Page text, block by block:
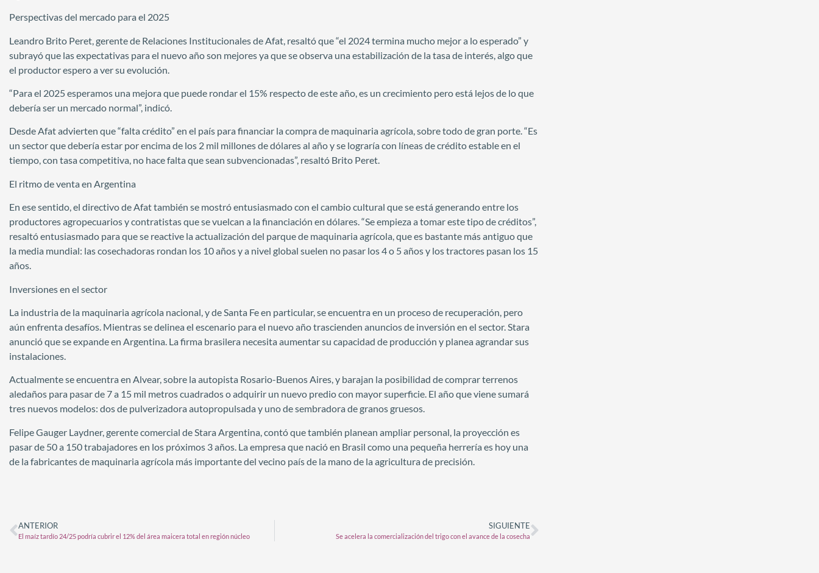
Perspectivas del mercado para el 2025
Leandro Brito Peret, gerente de Relaciones Institucionales de Afat, resaltó que “el 2024 termina mucho mejor a lo esperado” y
subrayó que las expectativas para el nuevo año son mejores ya que se observa una estabilización de la tasa de interés, algo que
el productor espero a ver su evolución.
“Para el 2025 esperamos una mejora que puede rondar el 15% respecto de este año, es un crecimiento pero está lejos de lo que
debería ser un mercado normal”, indicó.
Desde Afat advierten que “falta crédito” en el país para financiar la compra de maquinaria agrícola, sobre todo de gran porte. “Es
un sector que debería estar por encima de los 2 mil millones de dólares al año y se lograría con líneas de crédito estable en el
tiempo, con tasa competitiva, no hace falta que sean subvencionadas”, resaltó Brito Peret.
El ritmo de venta en Argentina
En ese sentido, el directivo de Afat también se mostró entusiasmado con el cambio cultural que se está generando entre los
productores agropecuarios y contratistas que se vuelcan a la financiación en dólares. “Se empieza a tomar este tipo de créditos”,
resaltó entusiasmado para que se reactive la actualización del parque de maquinaria agrícola, que es bastante más antiguo que
la media mundial: las cosechadoras rondan los 10 años y a nivel global suelen no pasar los 4 o 5 años y los tractores pasan los 15
años.
Inversiones en el sector
La industria de la maquinaria agrícola nacional, y de Santa Fe en particular, se encuentra en un proceso de recuperación, pero
aún enfrenta desafíos. Mientras se delinea el escenario para el nuevo año trascienden anuncios de inversión en el sector. Stara
anunció que se expande en Argentina. La firma brasilera necesita aumentar su capacidad de producción y planea agrandar sus
instalaciones.
Actualmente se encuentra en Alvear, sobre la autopista Rosario-Buenos Aires, y barajan la posibilidad de comprar terrenos
aledaños para pasar de 7 a 15 mil metros cuadrados o adquirir un nuevo predio con mayor superficie. El año que viene sumará
tres nuevos modelos: dos de pulverizadora autopropulsada y uno de sembradora de granos gruesos.
Felipe Gauger Laydner, gerente comercial de Stara Argentina, contó que también planean ampliar personal, la proyección es
pasar de 50 a 150 trabajadores en los próximos 3 años. La empresa que nació en Brasil como una pequeña herrería es hoy una
de la fabricantes de maquinaria agrícola más importante del vecino país de la mano de la agricultura de precisión.
ANTERIOR
El maíz tardío 24/25 podría cubrir el 12% del área maicera total en región núcleo
SIGUIENTE
Se acelera la comercialización del trigo con el avance de la cosecha